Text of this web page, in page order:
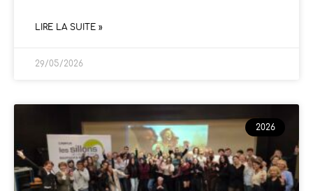
LIRE LA SUITE »
29/05/2026
2026